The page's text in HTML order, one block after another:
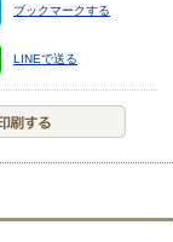
ブックマークする
LINEで送る